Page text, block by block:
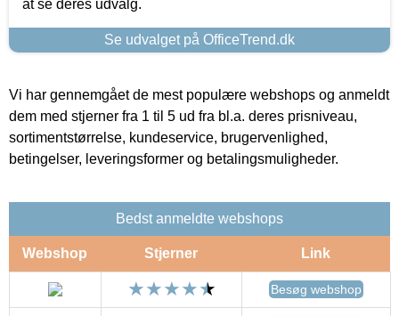
at se deres udvalg.
Se udvalget på OfficeTrend.dk
Vi har gennemgået de mest populære webshops og anmeldt
dem med stjerner fra 1 til 5 ud fra bl.a. deres prisniveau,
sortimentstørrelse, kundeservice, brugervenlighed,
betingelser, leveringsformer og betalingsmuligheder.
Bedst anmeldte webshops
Webshop Stjerner Link
Besøg webshop